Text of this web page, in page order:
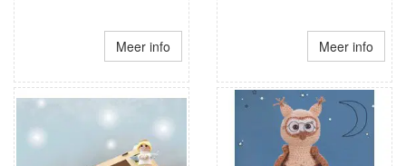
Meer info Meer info